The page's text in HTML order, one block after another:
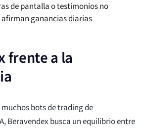
de pantalla o testimonios no
ganancias diarias
frente a la
bots de trading de
Beravendex busca un equilibrio entre